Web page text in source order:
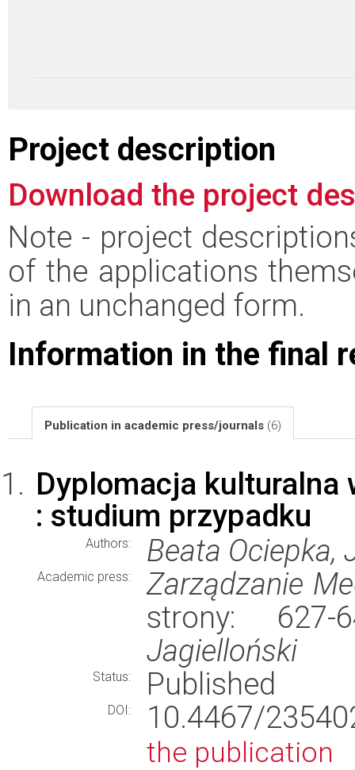
Project description
Download the project
Note - project
of the applications
in an unchanged form.
Information in the final
Publication in academic press/journals (6)
Dyplomacja kulturalna
: studium przypadku
Authors: Beata Ociepka,
Academic press:
Zarządzanie
strony:
Jagielloński
Status: Published
DOI: 10.4467/
the publication